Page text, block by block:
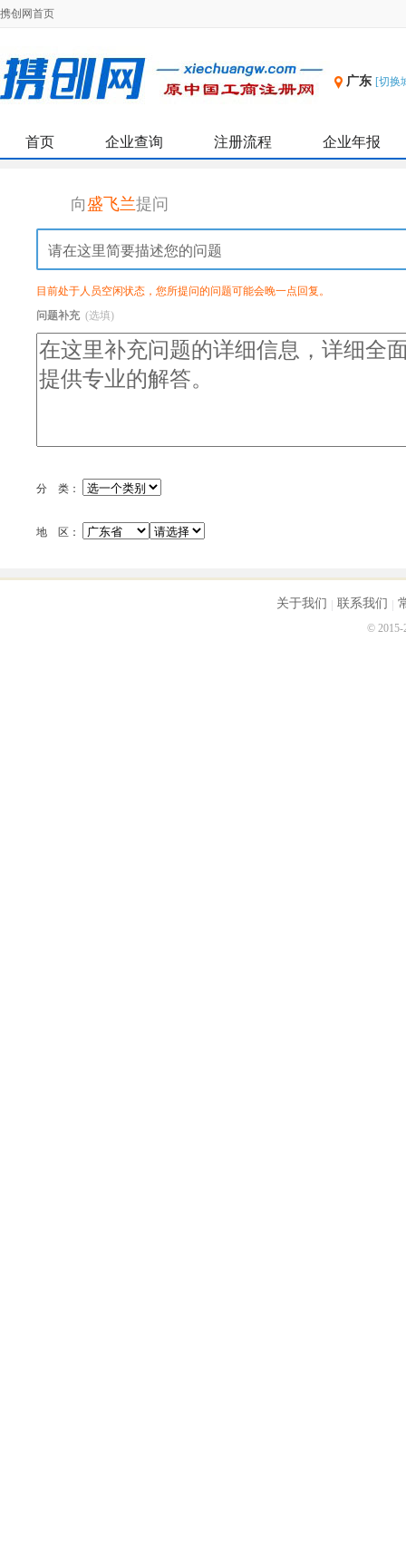
携创网首页
广东 [切换
首页 企业查询 注册流程 企业年报
向盛飞兰提问
目前处于人员空闲状态，您所提问的问题可能会晚一点回复。
问题补充 (选填)
分 类：
地 区：
关于我们 联系我们
© 2015-